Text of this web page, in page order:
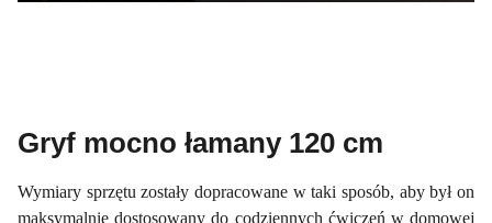
Gryf mocno łamany 120 cm
Wymiary sprzętu zostały dopracowane w taki sposób, aby był on
maksymalnie dostosowany do codziennych ćwiczeń w domowej